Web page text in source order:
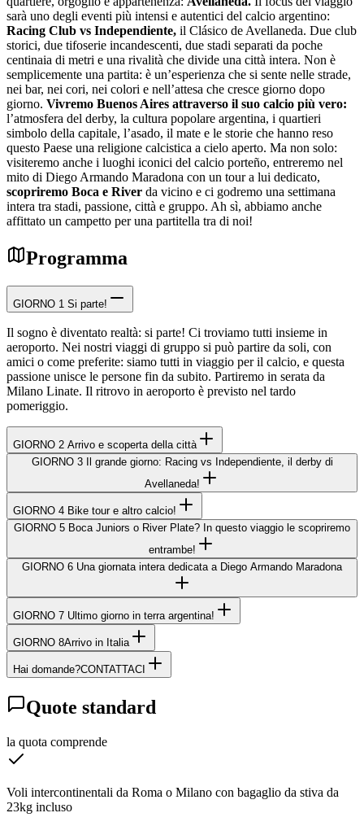
sarà uno degli eventi più intensi e autentici del calcio argentino:
Racing Club vs Independiente, il Clásico de Avellaneda. Due club
storici, due tifoserie incandescenti, due stadi separati da poche
centinaia di metri e una rivalità che divide una città intera. Non è
semplicemente una partita: è un’esperienza che si sente nelle strade,
nei bar, nei cori, nei colori e nell’attesa che cresce giorno dopo
giorno. Vivremo Buenos Aires attraverso il suo calcio più vero:
l’atmosfera del derby, la cultura popolare argentina, i quartieri
simbolo della capitale, l’asado, il mate e le storie che hanno reso
questo Paese una religione calcistica a cielo aperto. Ma non solo:
visiteremo anche i luoghi iconici del calcio porteño, entreremo nel
mito di Diego Armando Maradona con un tour a lui dedicato,
scopriremo Boca e River da vicino e ci godremo una settimana
intera tra stadi, passione, città e gruppo. Ah sì, abbiamo anche
affittato un campetto per una partitella tra di noi!
Programma
GIORNO 1 Si parte!
Il sogno è diventato realtà: si parte! Ci troviamo tutti insieme in
aeroporto. Nei nostri viaggi di gruppo si può partire da soli, con
amici o come preferite: siamo tutti in viaggio per il calcio, e questa
passione unisce le persone fin da subito. Partiremo in serata da
Milano Linate. Il ritrovo in aeroporto è previsto nel tardo
pomeriggio.
GIORNO 2 Arrivo e scoperta della città
GIORNO 3Il grande giorno: Racing vs Independiente, il derby di
Avellaneda!
GIORNO 4 Bike tour e altro calcio!
GIORNO 5 Boca Juniors o River Plate? In questo viaggio le scopriremo
entrambe!
GIORNO 6 Una giornata intera dedicata a Diego Armando Maradona
GIORNO 7 Ultimo giorno in terra argentina!
GIORNO 8Arrivo in Italia
Hai domande?CONTATTACI
Quote standard
la quota comprende
Voli intercontinentali da Roma o Milano con bagaglio da stiva da
23kg incluso